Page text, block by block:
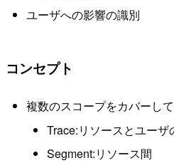
ユーザへの影響の識別
コンセプト
複数のスコープをカバーし
Trace:リソースとユーザ
Segment:リソース間